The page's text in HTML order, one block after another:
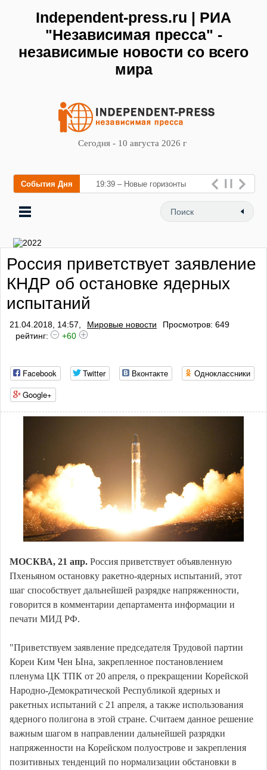
Independent-press.ru | РИА
"Независимая пресса" -
независимые новости со всего
мира
Сегодня - 10 августа 2026 г
События Дня 19:39 – Новые горизонты
флебологии: в Москве
открылся «Городской центр
забол
Россия приветствует заявление
КНДР об остановке ядерных
испытаний
21.04.2018, 14:57, Мировые новости
Просмотров: 649
рейтинг:
+60
Facebook Twitter Вконтакте
Одноклассники
Google+
МОСКВА, 21 апр. Россия приветствует объявленную
Пхеньяном остановку ракетно-ядерных испытаний, этот
шаг способствует дальнейшей разрядке напряженности,
говорится в комментарии департамента информации и
печати МИД РФ.
"Приветствуем заявление председателя Трудовой партии
Кореи Ким Чен Ына, закрепленное постановлением
пленума ЦК ТПК от 20 апреля, о прекращении Корейской
Народно-Демократической Республикой ядерных и
ракетных испытаний с 21 апреля, а также использования
ядерного полигона в этой стране. Считаем данное решение
важным шагом в направлении дальнейшей разрядки
напряженности на Корейском полуострове и закрепления
позитивных тенденций по нормализации обстановки в